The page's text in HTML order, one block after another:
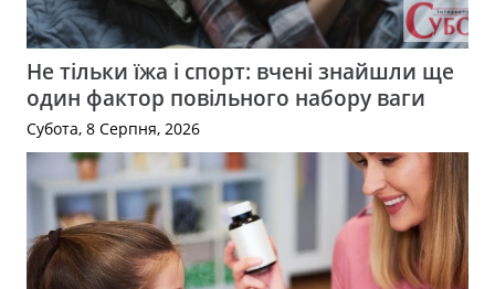
Не тільки їжа і спорт: вчені знайшли ще
один фактор повільного набору ваги
Субота, 8 Серпня, 2026